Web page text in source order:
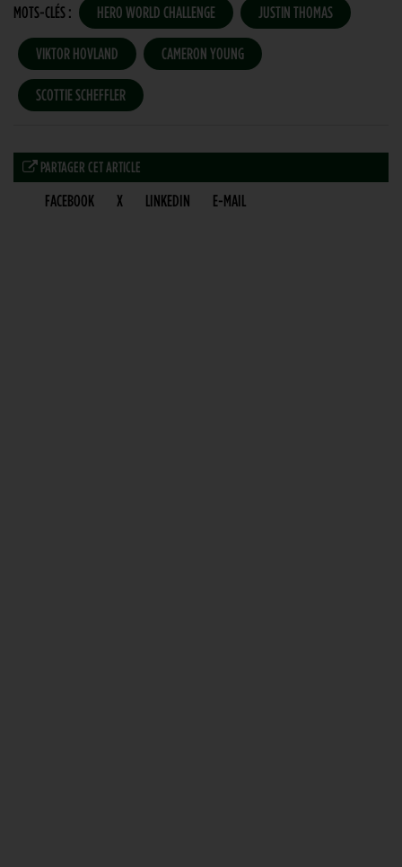
MOTS-CLÉS : HERO WORLD CHALLENGE JUSTIN THOMAS
VIKTOR HOVLAND CAMERON YOUNG
SCOTTIE SCHEFFLER
PARTAGER CET ARTICLE
FACEBOOK X LINKEDIN E-MAIL